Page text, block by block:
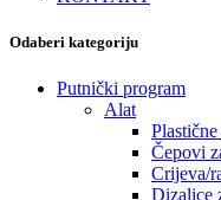
Odaberi kategoriju
Putnički program
Alat
Plastične
Čepovi
Crijeva/
Dizalice